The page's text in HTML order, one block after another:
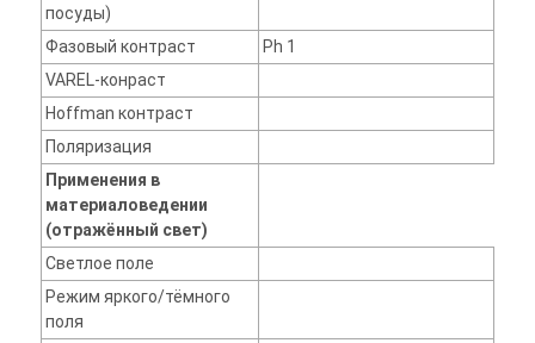
посуды)
Фазовый контраст
Ph 1
VAREL-конраст
Hoffman контраст
Поляризация
Применения в
материаловедении
(отражённый свет)
Светлое поле
Режим яркого/тёмного
поля